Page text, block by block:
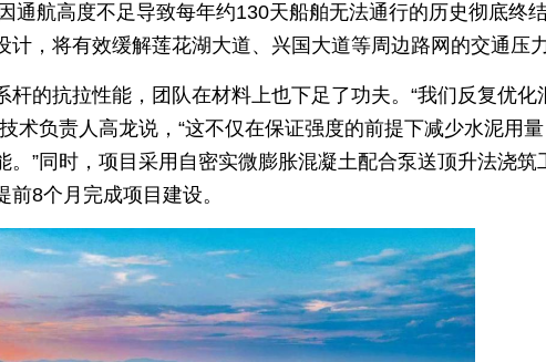
通航高度不足导致每年约130天船舶无法通行的历史彻底终
计，将有效缓解莲花湖大道、兴国大道等周边路网的交通压
的抗拉性能，团队在材料上也下足了功夫。“我们反复优化
术负责人高龙说，“这不仅在保证强度的前提下减少水泥用
”同时，项目采用自密实微膨胀混凝土配合泵送顶升法浇筑
8个月完成项目建设。